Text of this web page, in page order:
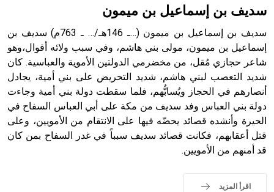
سديف بن إسماعيل بن ميمون
سديف بن إسماعيل بن ميمون (…ـ 146هـ/… ـ 763م) سديف بن
إسماعيل بن ميمون، مولى بني هاشم، وفي سبب ولائه أقوال،وهو
شاعر حجازي مُقل، من مخضرمي الدولتين الأموية والعباسية. كان
شديد التعصب لبني هاشم، شديد التحريض على بني أمية، يجادل
أنصارهم في الحجاز ويُسابُّهم، فلما سقطت دولة بني أمية وجاءت
دولة بني العباس وفد سديف من مكة على أبي العباس السفاح في
الحيرة وأنشده قصائد يحضّه فيها على الانتقام من الأمويين، وعلى
قتل أعقابهم، فكانت قصائد سديف سبباً في غدر السفاح بمن كان
قد أمنهم من الأمويين.
اقرأ المزيد